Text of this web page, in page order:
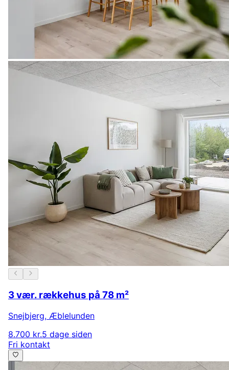
3 vær. rækkehus på 78 m²
Snejbjerg, Æblelunden
8.700 kr.5 dage siden
Fri kontakt